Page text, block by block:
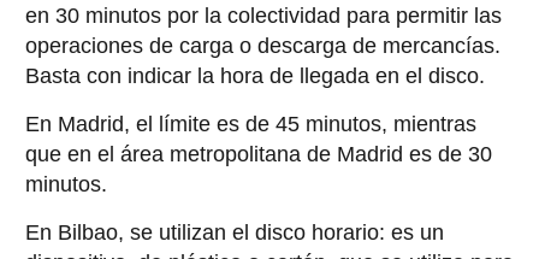
en 30 minutos por la colectividad para permitir las
operaciones de carga o descarga de mercancías.
Basta con indicar la hora de llegada en el disco.
En Madrid, el límite es de 45 minutos, mientras
que en el área metropolitana de Madrid es de 30
minutos.
En Bilbao, se utilizan el disco horario: es un